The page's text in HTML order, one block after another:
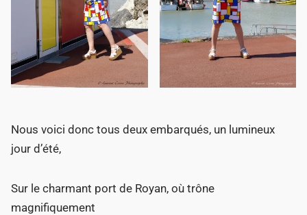
Nous voici donc tous deux embarqués, un lumineux
jour d’été,
Sur le charmant port de Royan, où trône
magnifiquement